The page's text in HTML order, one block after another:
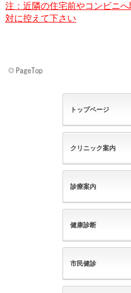
注：近隣の住宅前やコンビニ
対に控えて下さい
トップページ
クリニック案内
診療案内
健康診断
市民健診